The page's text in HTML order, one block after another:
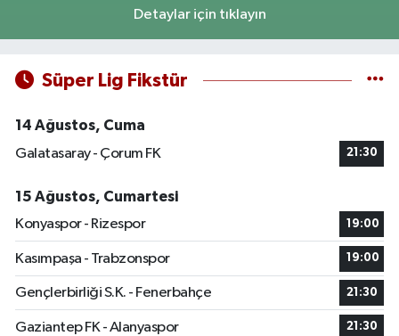
Detaylar için tıklayın
Süper Lig Fikstür
14 Ağustos, Cuma
Galatasaray - Çorum FK
21:30
15 Ağustos, Cumartesi
Konyaspor - Rizespor
19:00
Kasımpaşa - Trabzonspor 19:00
Gençlerbirliği S.K. - Fenerbahçe 21:30
Gaziantep FK - Alanyaspor 21:30